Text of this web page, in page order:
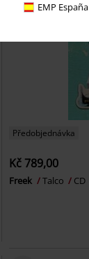
EMP España
Předobjednávka
Kč 789,00
Freek Talco CD